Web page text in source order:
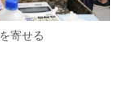
寄せる